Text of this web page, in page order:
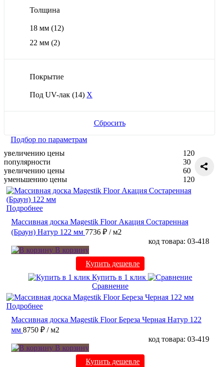
Толщина
18 мм (12)
22 мм (2)
Покрытие
Под UV-лак (14) X
Сбросить
Подбор по параметрам
увеличению цены
популярности
увеличению цены
уменьшению цены
120
30
60
120
Подробнее
Массивная доска Magestik Floor Акация Состаренная
(Браун) Натур 122 мм 7736 ₽ / м2
код товара: 03-418
В корзину
Купить дешевле
Купить в 1 клик
Сравнение
Подробнее
Массивная доска Magestik Floor Береза Черная Натур 122
мм 8750 ₽ / м2
код товара: 03-419
В корзину
Купить дешевле